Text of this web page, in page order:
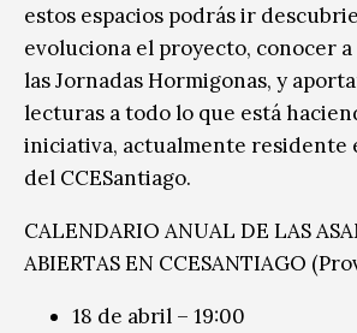
estos espacios podrás ir
evoluciona el proyecto, conocer a
las Jornadas Hormigonas, y
lecturas a todo lo que está
iniciativa, actualmente residente
del CCESantiago.
CALENDARIO ANUAL DE LAS
ABIERTAS EN CCESANTIAGO
18 de abril – 19:00